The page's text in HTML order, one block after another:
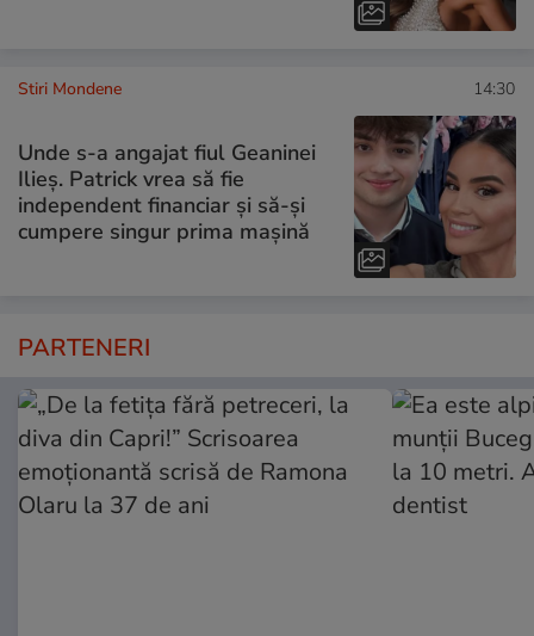
Stiri Mondene 14:30
Unde s-a angajat fiul Geaninei
Ilieș. Patrick vrea să fie
independent financiar și să-și
cumpere singur prima mașină
PARTENERI